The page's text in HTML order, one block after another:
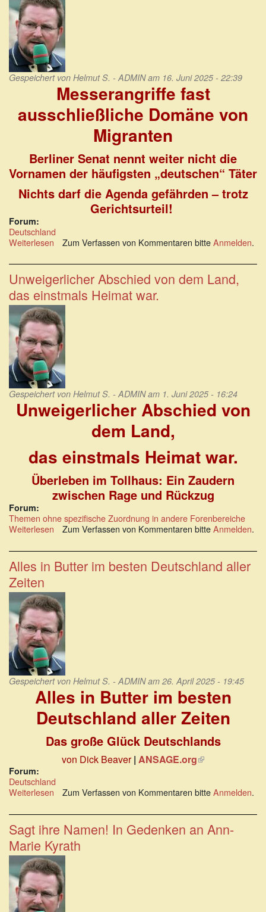
Gespeichert von Helmut S. - ADMINam 16. Juni 2025 - 22:39
Messerangriffe fast
ausschließliche Domäne von
Migranten
Berliner Senat nennt weiter nicht die
Vornamen der häufigsten „deutschen“ Täter
Nichts darf die Agenda gefährden – trotz
Gerichtsurteil!
Forum:
Deutschland
Weiterlesen über
fast
ausschließliche
Domäne
von
Migranten
Zum Verfassen von Kommentaren bitteAnmelden.
Unweigerlicher Abschied von dem Land,
das einstmals Heimat war.
Gespeichert von Helmut S. - ADMINam 1. Juni 2025 - 16:24
Unweigerlicher Abschied von
dem Land,
das einstmals Heimat war.
Überleben im Tollhaus: Ein Zaudern
zwischen Rage und Rückzug
Forum:
Themen ohne spezifische Zuordnung in andere Forenbereiche
Weiterlesen über
Abschied
von
dem
das
einstmals
Heimat
war.
Zum Verfassen von Kommentaren bitteAnmelden.
Alles in Butter im besten Deutschland aller
Zeiten
Gespeichert von Helmut S. - ADMINam 26. April 2025 - 19:45
Alles in Butter im besten
Deutschland aller Zeiten
Das große Glück Deutschlands
von Dick Beaver| ANSAGE.org(Link
Forum:
Deutschland
Weiterlesen über
in
Butter
im
besten
Deutschland
aller
Zeiten
Zum Verfassen von Kommentaren bitteAnmelden.
Sagt ihre Namen! In Gedenken an Ann-
Marie Kyrath